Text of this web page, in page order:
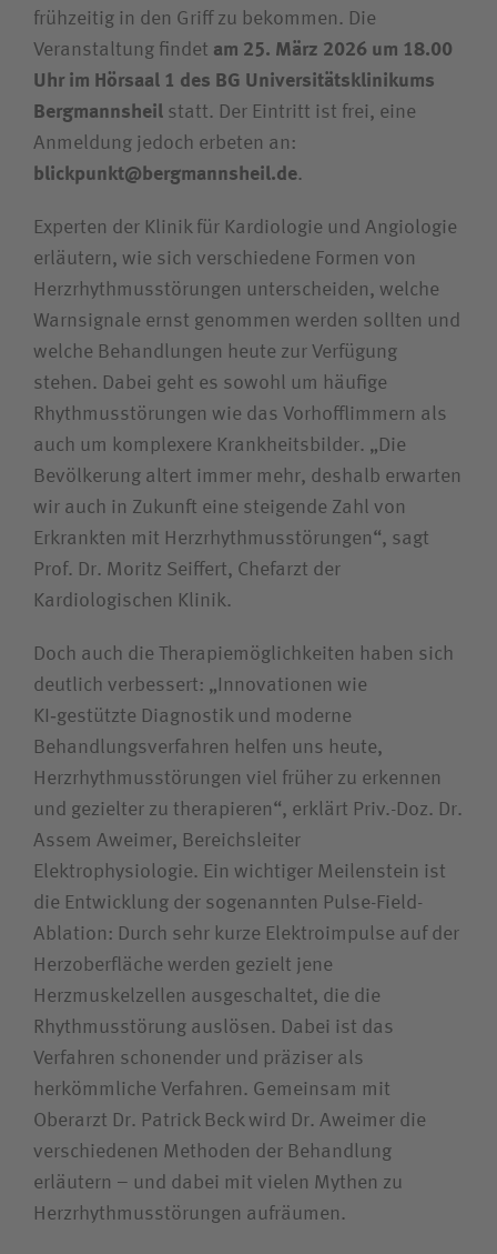
Journalistin/Journalist
frühzeitig in den Griff zu bekommen. Die
Veranstaltung findet am 25. März 2026 um 18.00
Uhr im Hörsaal 1 des BG Universitätsklinikums
Bergmannsheil statt. Der Eintritt ist frei, eine
Anmeldung jedoch erbeten an:
blickpunkt@bergmannsheil.de.
Experten der Klinik für Kardiologie und Angiologie
erläutern, wie sich verschiedene Formen von
Herzrhythmusstörungen unterscheiden, welche
Warnsignale ernst genommen werden sollten und
welche Behandlungen heute zur Verfügung
stehen. Dabei geht es sowohl um häufige
Rhythmusstörungen wie das Vorhofflimmern als
auch um komplexere Krankheitsbilder. „Die
Bevölkerung altert immer mehr, deshalb erwarten
wir auch in Zukunft eine steigende Zahl von
Erkrankten mit Herzrhythmusstörungen“, sagt
Prof. Dr. Moritz Seiffert, Chefarzt der
Kardiologischen Klinik.
Doch auch die Therapiemöglichkeiten haben sich
deutlich verbessert: „Innovationen wie
KI‑gestützte Diagnostik und moderne
Behandlungsverfahren helfen uns heute,
Herzrhythmusstörungen viel früher zu erkennen
und gezielter zu therapieren“, erklärt Priv.-Doz. Dr.
Assem Aweimer, Bereichsleiter
Elektrophysiologie. Ein wichtiger Meilenstein ist
die Entwicklung der sogenannten Pulse-Field-
Ablation: Durch sehr kurze Elektroimpulse auf der
Herzoberfläche werden gezielt jene
Herzmuskelzellen ausgeschaltet, die die
Rhythmusstörung auslösen. Dabei ist das
Verfahren schonender und präziser als
herkömmliche Verfahren. Gemeinsam mit
Oberarzt Dr. Patrick Beck wird Dr. Aweimer die
verschiedenen Methoden der Behandlung
erläutern – und dabei mit vielen Mythen zu
Herzrhythmusstörungen aufräumen.